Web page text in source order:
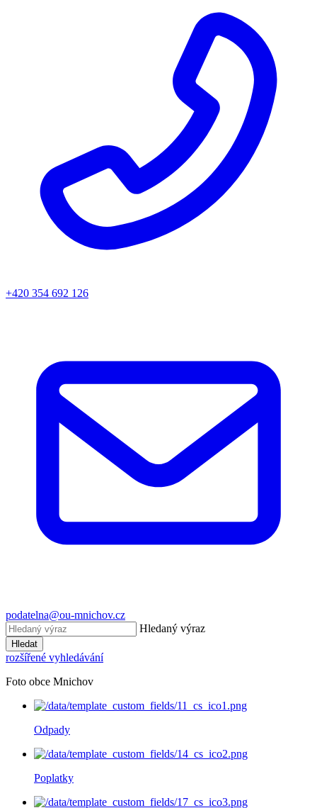
+420 354 692 126
podatelna@ou-mnichov.cz
Hledaný výraz
Hledat
rozšířené vyhledávání
Foto obce Mnichov
Odpady
Poplatky